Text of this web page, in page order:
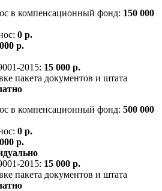
в компенсационный фонд: 150 000
0 р.
р.
2015: 15 000 р.
пакета документов и штата
в компенсационный фонд: 500 000
0 р.
р.
2015: 15 000 р.
пакета документов и штата